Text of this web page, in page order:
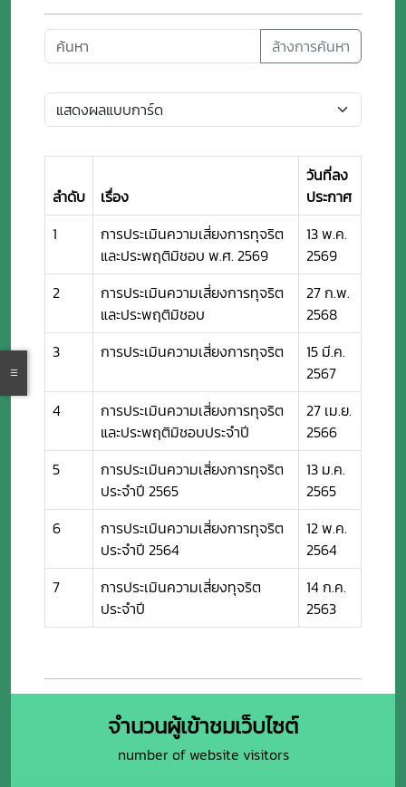
ล้างการค้นหา
ลำดับ เรื่อง
วันที่ลง
ประกาศ
1
การประเมินความเสี่ยงการทุจริต
และประพฤติมิชอบ พ.ศ. 2569
13 พ.ค.
2569
2
การประเมินความเสี่ยงการทุจริต
และประพฤติมิชอบ
27 ก.พ.
2568
3
การประเมินความเสี่ยงการทุจริต
15 มี.ค.
2567
4
การประเมินความเสี่ยงการทุจริต
และประพฤติมิชอบประจำปี
27 เม.ย.
2566
5
การประเมินความเสี่ยงการทุจริต
ประจำปี 2565
13 ม.ค.
2565
6
การประเมินความเสี่ยงการทุจริต
ประจำปี 2564
12 พ.ค.
2564
7
การประเมินความเสี่ยงทุจริต
ประจำปี
14 ก.ค.
2563
จำนวนผู้เข้าชมเว็บไซต์
number of website visitors